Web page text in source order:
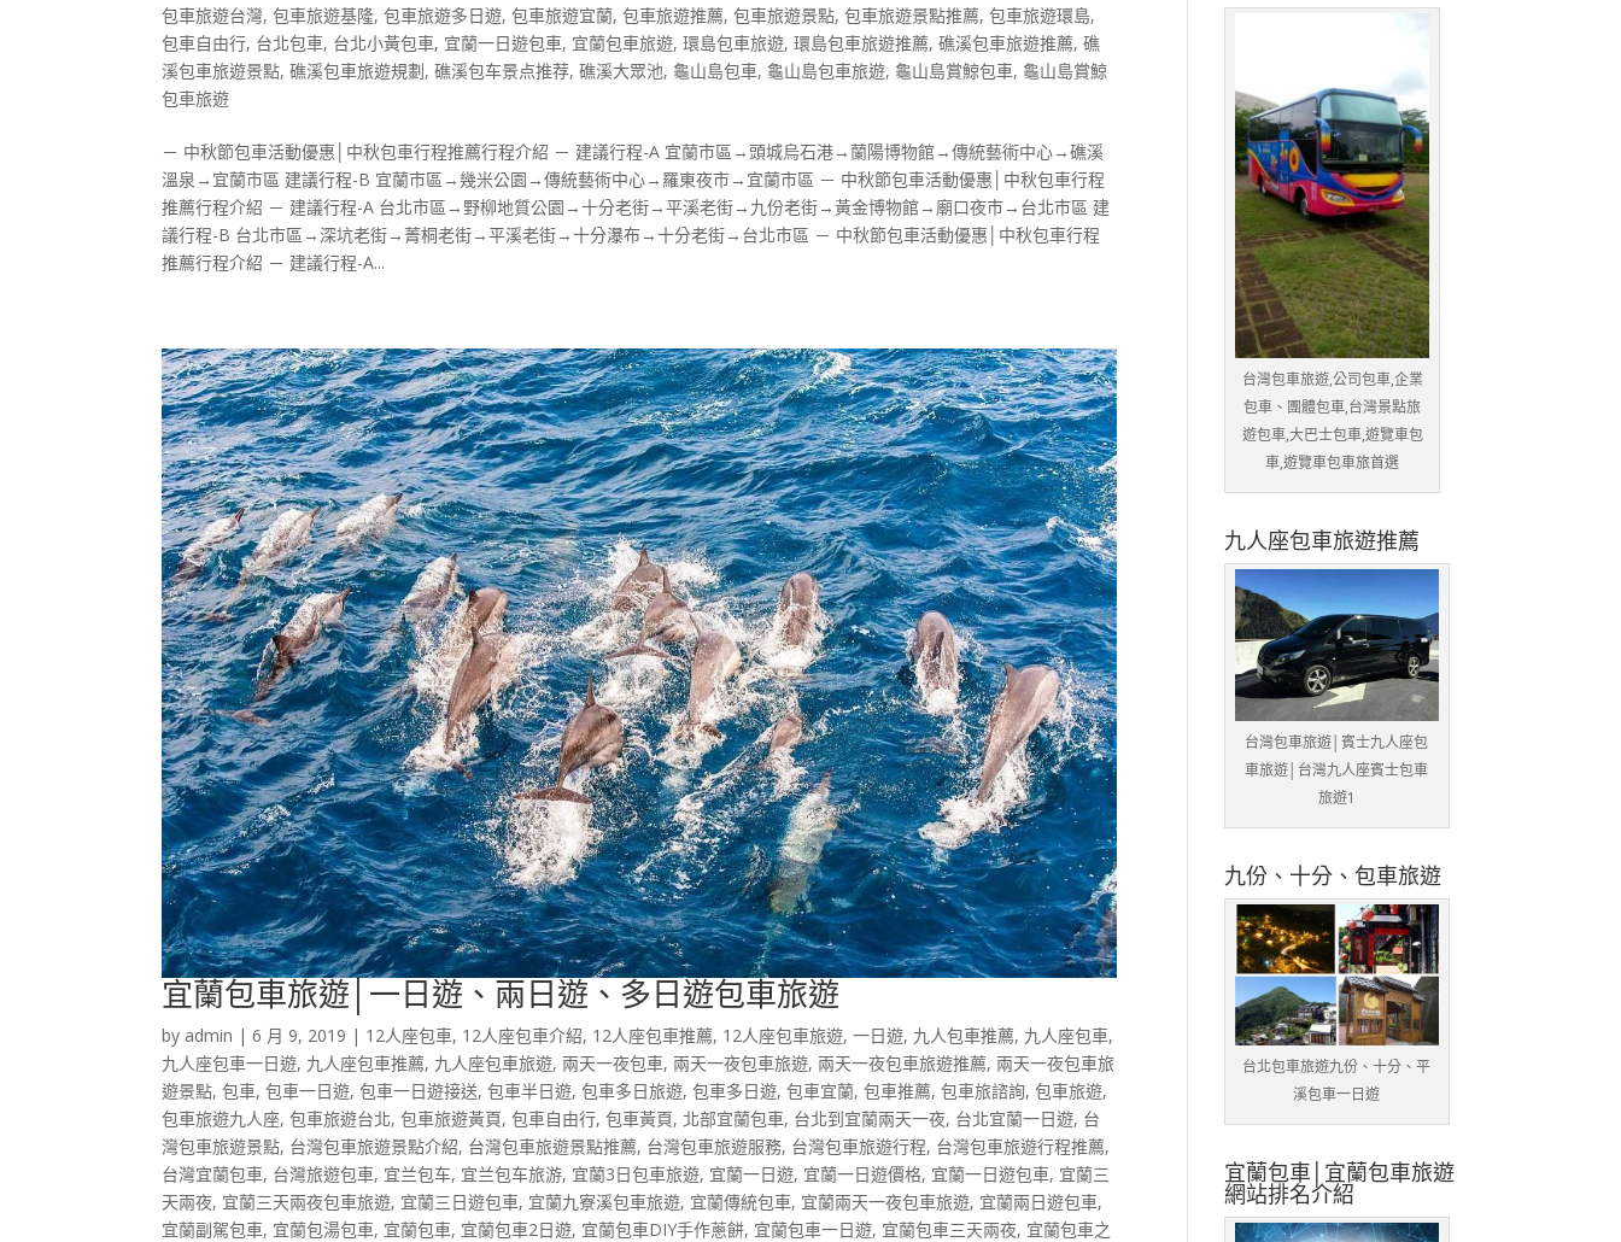
包車旅遊台灣,包車旅遊基隆,包車旅遊多日遊,包車旅遊宜蘭,包車旅遊推薦,包車旅遊景點,包車旅遊景點推薦,包車旅遊環島,
包車自由行, 台北包車, 台北小黃包車, 宜蘭一日遊包車, 宜蘭包車旅遊,環島包車旅遊,環島包車旅遊推薦,礁溪包車旅遊推薦,礁
溪包車旅遊景點,礁溪包車旅遊規劃,礁溪包车景点推荐,礁溪大眾池, 龜山島包車, 龜山島包車旅遊, 龜山島賞鯨包車, 龜山島賞鯨
包車旅遊
－ 中秋節包車活動優惠│中秋包車行程推薦行程介紹 － 建議行程-A 宜蘭市區→頭城烏石港→蘭陽博物館→傳統藝術中心→礁溪
溫泉→宜蘭市區 建議行程-B 宜蘭市區→幾米公園→傳統藝術中心→羅東夜市→宜蘭市區 － 中秋節包車活動優惠│中秋包車行程
推薦行程介紹 － 建議行程-A 台北市區→野柳地質公園→十分老街→平溪老街→九份老街→黃金博物館→廟口夜市→台北市區 建
議行程-B 台北市區→深坑老街→菁桐老街→平溪老街→十分瀑布→十分老街→台北市區 － 中秋節包車活動優惠│中秋包車行程
推薦行程介紹 － 建議行程-A...
宜蘭包車旅遊│一日遊、兩日遊、多日遊包車旅遊
by admin |6 月 9, 2019 | 12人座包車, 12人座包車介紹, 12人座包車推薦, 12人座包車旅遊,一日遊, 九人包車推薦, 九人座包車,
九人座包車一日遊, 九人座包車推薦, 九人座包車旅遊, 兩天一夜包車, 兩天一夜包車旅遊, 兩天一夜包車旅遊推薦, 兩天一夜包車旅
遊景點,包車,包車一日遊,包車一日遊接送,包車半日遊,包車多日旅遊,包車多日遊,包車宜蘭,包車推薦,包車旅諮詢,包車旅遊,
包車旅遊九人座,包車旅遊台北,包車旅遊黃頁,包車自由行,包車黃頁, 北部宜蘭包車, 台北到宜蘭兩天一夜, 台北宜蘭一日遊, 台
灣包車旅遊景點, 台灣包車旅遊景點介紹, 台灣包車旅遊景點推薦, 台灣包車旅遊服務, 台灣包車旅遊行程, 台灣包車旅遊行程推薦,
台灣宜蘭包車, 台灣旅遊包車, 宜兰包车, 宜兰包车旅游, 宜蘭3日包車旅遊, 宜蘭一日遊, 宜蘭一日遊價格, 宜蘭一日遊包車, 宜蘭三
天兩夜, 宜蘭三天兩夜包車旅遊, 宜蘭三日遊包車, 宜蘭九寮溪包車旅遊, 宜蘭傳統包車, 宜蘭兩天一夜包車旅遊, 宜蘭兩日遊包車,
宜蘭副駕包車, 宜蘭包湯包車, 宜蘭包車, 宜蘭包車2日遊, 宜蘭包車DIY手作蔥餅, 宜蘭包車一日遊, 宜蘭包車三天兩夜, 宜蘭包車之
台灣包車旅遊,公司包車,企業
包車、團體包車,台灣景點旅
遊包車,大巴士包車,遊覽車包
車,遊覽車包車旅首選
九人座包車旅遊推薦
台灣包車旅遊│賓士九人座包
車旅遊│台灣九人座賓士包車
旅遊1
九份、十分、包車旅遊
台北包車旅遊九份、十分、平
溪包車一日遊
宜蘭包車│宜蘭包車旅遊
網站排名介紹